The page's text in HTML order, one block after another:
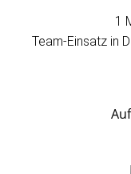
1
Team-Einsatz in